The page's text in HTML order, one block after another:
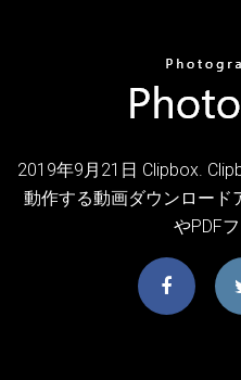
2019年9月21日 Clipbox.
動作する動画ダウンロード
やPDF